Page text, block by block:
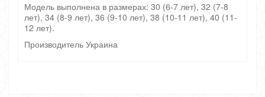
Модель выполнена в размерах: 30 (6-7 лет), 32 (7-8
лет), 34 (8-9 лет), 36 (9-10 лет), 38 (10-11 лет), 40 (11-
12 лет).
Производитель Украина